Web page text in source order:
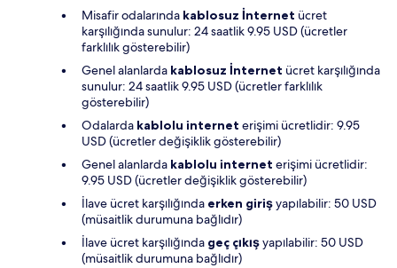
Misafir odalarında kablosuz İnternet ücret
karşılığında sunulur: 24 saatlik 9.95 USD (ücretler
farklılık gösterebilir)
Genel alanlarda kablosuz İnternet ücret karşılığında
sunulur: 24 saatlik 9.95 USD (ücretler farklılık
gösterebilir)
Odalarda kablolu internet erişimi ücretlidir: 9.95
USD (ücretler değişiklik gösterebilir)
Genel alanlarda kablolu internet erişimi ücretlidir:
9.95 USD (ücretler değişiklik gösterebilir)
İlave ücret karşılığında erken girişyapılabilir: 50 USD
(müsaitlik durumuna bağlıdır)
İlave ücret karşılığında geç çıkışyapılabilir: 50 USD
(müsaitlik durumuna bağlıdır)